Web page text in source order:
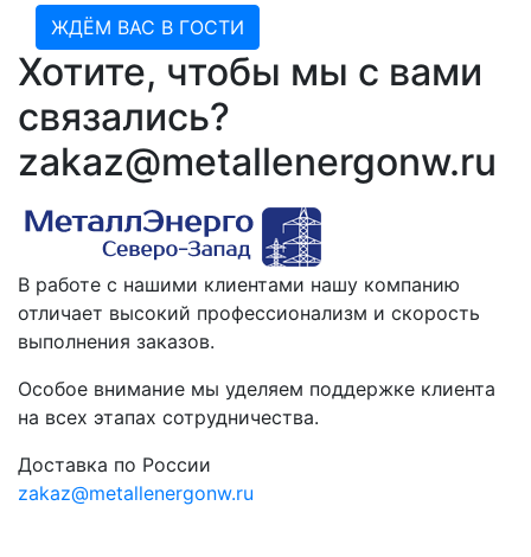
ЖДЁМ ВАС В ГОСТИ
Хотите, чтобы мы с вами
связались?
zakaz@metallenergonw.ru
В работе с нашими клиентами нашу компанию
отличает высокий профессионализм и скорость
выполнения заказов.
Особое внимание мы уделяем поддержке клиента
на всех этапах сотрудничества.
Доставка по России
zakaz@metallenergonw.ru